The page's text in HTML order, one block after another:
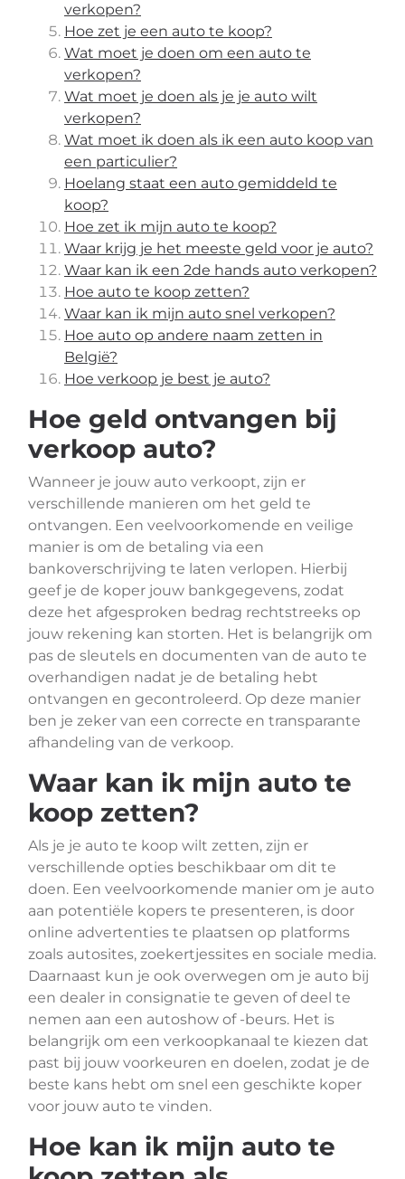
verkopen?
Hoe zet je een auto te koop?
Wat moet je doen om een auto te
verkopen?
Wat moet je doen als je je auto wilt
verkopen?
Wat moet ik doen als ik een auto koop van
een particulier?
Hoelang staat een auto gemiddeld te
koop?
Hoe zet ik mijn auto te koop?
Waar krijg je het meeste geld voor je auto?
Waar kan ik een 2de hands auto verkopen?
Hoe auto te koop zetten?
Waar kan ik mijn auto snel verkopen?
Hoe auto op andere naam zetten in
België?
Hoe verkoop je best je auto?
Hoe geld ontvangen bij
verkoop auto?
Wanneer je jouw auto verkoopt, zijn er
verschillende manieren om het geld te
ontvangen. Een veelvoorkomende en veilige
manier is om de betaling via een
bankoverschrijving te laten verlopen. Hierbij
geef je de koper jouw bankgegevens, zodat
deze het afgesproken bedrag rechtstreeks op
jouw rekening kan storten. Het is belangrijk om
pas de sleutels en documenten van de auto te
overhandigen nadat je de betaling hebt
ontvangen en gecontroleerd. Op deze manier
ben je zeker van een correcte en transparante
afhandeling van de verkoop.
Waar kan ik mijn auto te
koop zetten?
Als je je auto te koop wilt zetten, zijn er
verschillende opties beschikbaar om dit te
doen. Een veelvoorkomende manier om je auto
aan potentiële kopers te presenteren, is door
online advertenties te plaatsen op platforms
zoals autosites, zoekertjessites en sociale media.
Daarnaast kun je ook overwegen om je auto bij
een dealer in consignatie te geven of deel te
nemen aan een autoshow of -beurs. Het is
belangrijk om een verkoopkanaal te kiezen dat
past bij jouw voorkeuren en doelen, zodat je de
beste kans hebt om snel een geschikte koper
voor jouw auto te vinden.
Hoe kan ik mijn auto te